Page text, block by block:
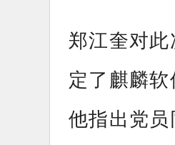
郑江奎对
定了麒麟
他指出党